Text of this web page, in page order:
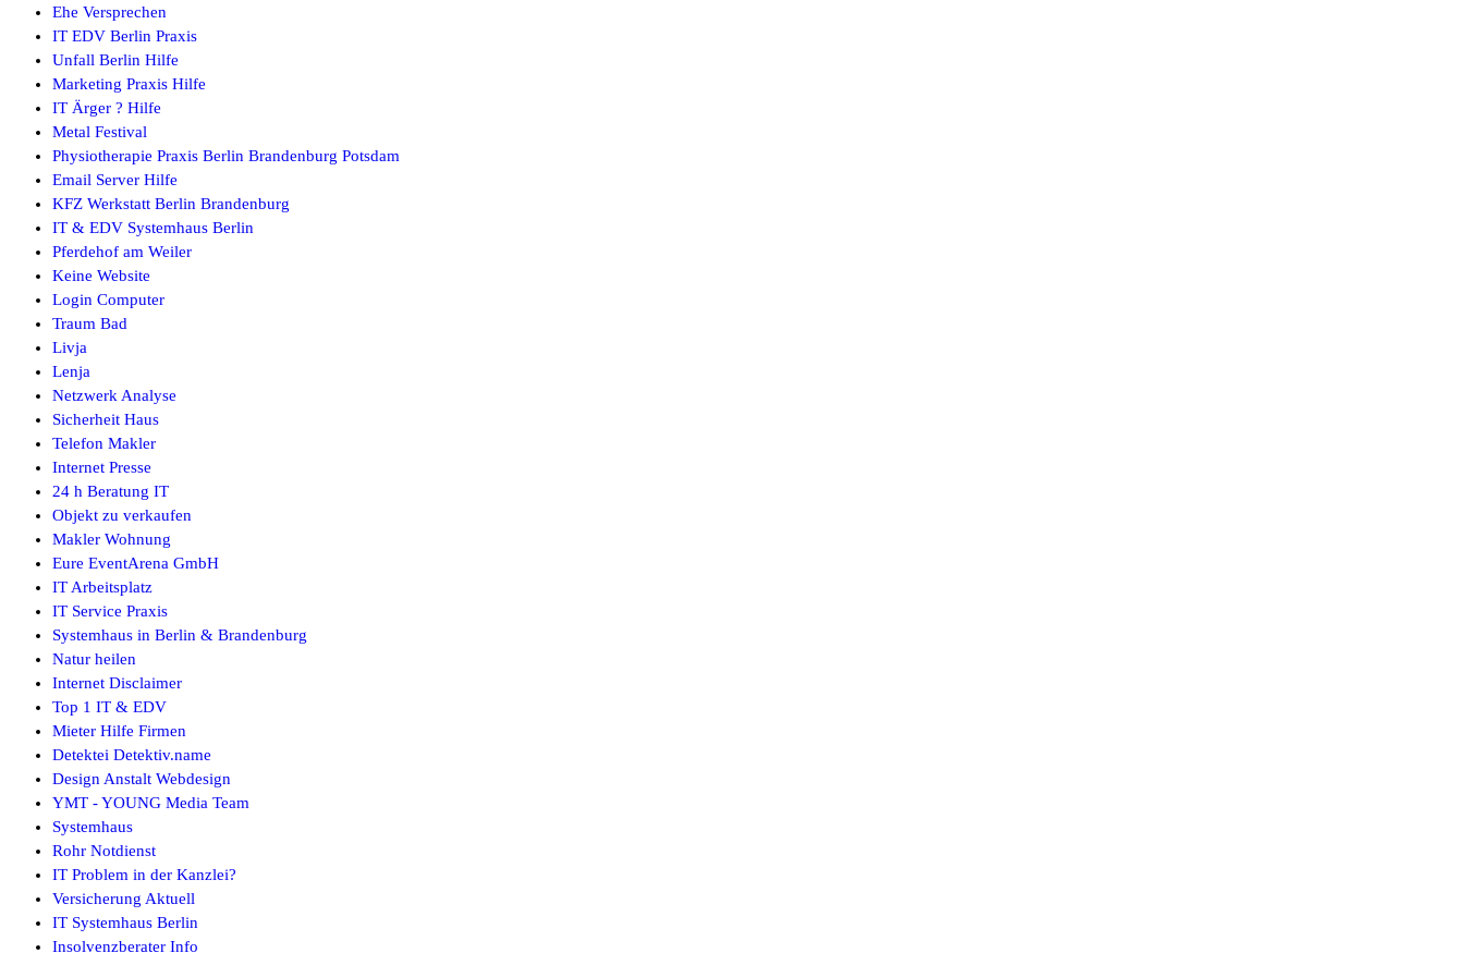
Ehe Versprechen
IT EDV Berlin Praxis
Unfall Berlin Hilfe
Marketing Praxis Hilfe
IT Ärger ? Hilfe
Metal Festival
Physiotherapie Praxis Berlin Brandenburg Potsdam
Email Server Hilfe
KFZ Werkstatt Berlin Brandenburg
IT & EDV Systemhaus Berlin
Pferdehof am Weiler
Keine Website
Login Computer
Traum Bad
Livja
Lenja
Netzwerk Analyse
Sicherheit Haus
Telefon Makler
Internet Presse
24 h Beratung IT
Objekt zu verkaufen
Makler Wohnung
Eure EventArena GmbH
IT Arbeitsplatz
IT Service Praxis
Systemhaus in Berlin & Brandenburg
Natur heilen
Internet Disclaimer
Top 1 IT & EDV
Mieter Hilfe Firmen
Detektei Detektiv.name
Design Anstalt Webdesign
YMT - YOUNG Media Team
Systemhaus
Rohr Notdienst
IT Problem in der Kanzlei?
Versicherung Aktuell
IT Systemhaus Berlin
Insolvenzberater Info